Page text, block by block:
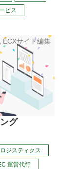
ビス
ECXサイト編集
グ
ロジスティクス
運営代行